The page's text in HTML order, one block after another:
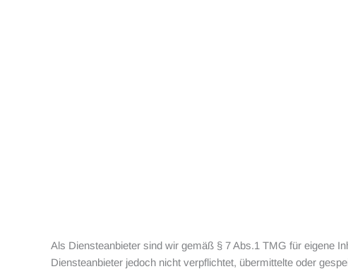
Als Diensteanbieter sind wir gemäß § 7 Abs.1 TMG für eigene
Diensteanbieter jedoch nicht verpflichtet, übermittelte oder